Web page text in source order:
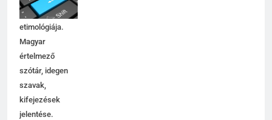
magyarázata,
használata,
etimológiája.
Magyar
értelmező
szótár, idegen
szavak,
kifejezések